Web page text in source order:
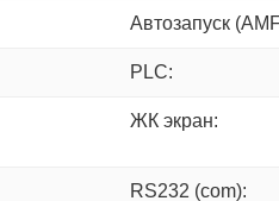
Автозапуск
PLC:
ЖК экран:
RS232 (com):